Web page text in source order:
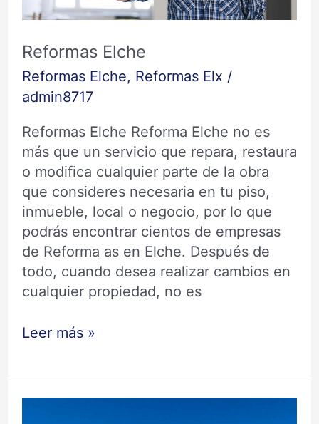
Reformas Elche
Reformas Elche, Reformas Elx /
admin8717
Reformas Elche Reforma Elche no es
más que un servicio que repara, restaura
o modifica cualquier parte de la obra
que consideres necesaria en tu piso,
inmueble, local o negocio, por lo que
podrás encontrar cientos de empresas
de Reforma as en Elche. Después de
todo, cuando desea realizar cambios en
cualquier propiedad, no es
Leer más »